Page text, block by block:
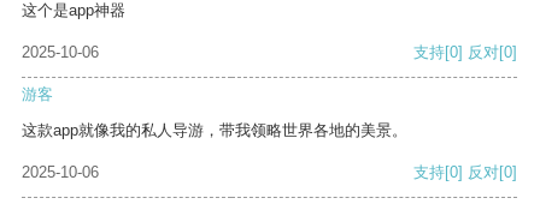
这个是app神器
2025-10-06 支持[0] 反对[0]
游客
这款app就像我的私人导游，带我领略世界各地的美景。
2025-10-06 支持[0] 反对[0]